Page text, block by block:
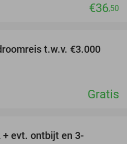
€36,50
t.w.v. €3.000
Gratis
+ evt. ontbijt en 3-